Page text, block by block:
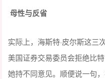
母性与反省
实际上，海斯特·皮尔斯这三
美国证券交易委员会拒绝比
她持不同意见。顺便说一句